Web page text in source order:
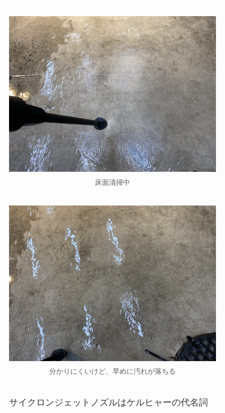
床面清掃中
分かりにくいけど、早めに汚れが落ちる
サイクロンジェットノズルはケルヒャーの代名詞